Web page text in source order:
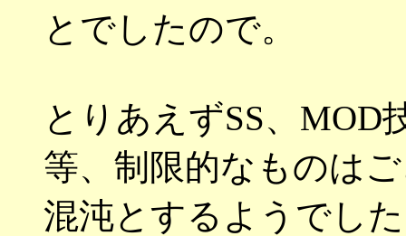
とでしたので。
とりあえずSS、MOD
等、制限的なものは
混沌とするようでし